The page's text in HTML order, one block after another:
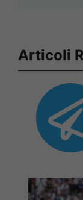
Articoli